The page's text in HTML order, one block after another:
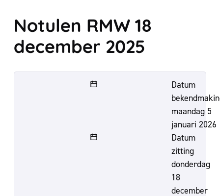
Notulen RMW 18
december 2025
Datum
maandag 5
januari 2026
Datum
zitting
donderdag
18
december